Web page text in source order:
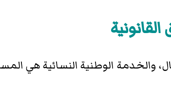
والخدمة الوطنية النسائية هي